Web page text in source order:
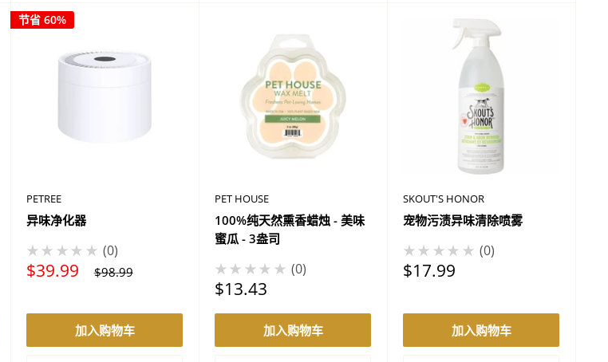
节省 60%
PETREE
异味净化器
★★★★★ 0
促
格
$39.99 正
$98.99
加入购物车
PET HOUSE
100%纯天然熏香蜡烛 - 美味
蜜瓜 - 3盎司
★★★★★ 0
促
价
$13.43
加入购物车
SKOUT'S HONOR
宠物污渍异味清除喷雾
★★★★★ 0
促
格
$17.99
加入购物车